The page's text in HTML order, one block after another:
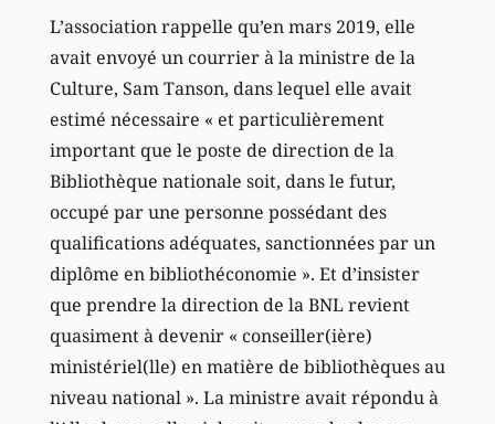
L’association rappelle qu’en mars 2019, elle
avait envoyé un courrier à la ministre de la
Culture, Sam Tanson, dans lequel elle avait
estimé nécessaire « et particulièrement
important que le poste de direction de la
Bibliothèque nationale soit, dans le futur,
occupé par une personne possédant des
qualifications adéquates, sanctionnées par un
diplôme en bibliothéconomie ». Et d’insister
que prendre la direction de la BNL revient
quasiment à devenir « conseiller(ière)
ministériel(lle) en matière de bibliothèques au
niveau national ». La ministre avait répondu à